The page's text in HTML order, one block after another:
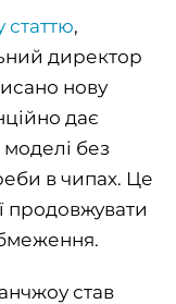
статтю,
директор
нову
дає
без
в чипах. Це
продовжувати
став